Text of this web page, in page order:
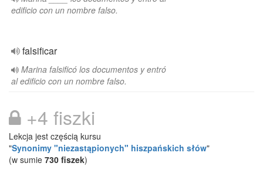
edificio con un nombre falso.
falsificar
Marina falsificó los documentos y entró
al edificio con un nombre falso.
+4 fiszki
Lekcja jest częścią kursu
"Synonimy "niezastąpionych" hiszpańskich słów"
(w sumie 730 fiszek)